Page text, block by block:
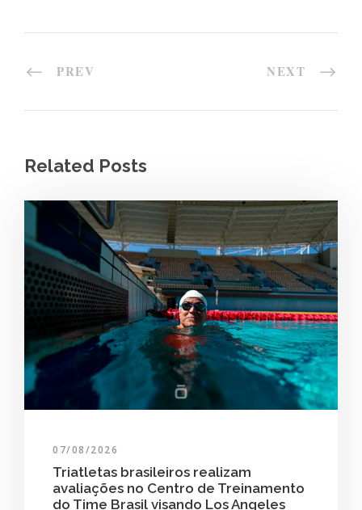
PREV NEXT
Related Posts
07/08/2026
Triatletas brasileiros realizam
avaliações no Centro de Treinamento
do Time Brasil visando Los Angeles